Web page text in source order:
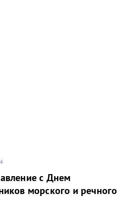
с Днем
морского и речного